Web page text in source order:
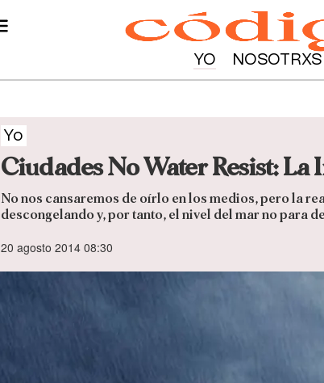
YO NOSOTRXS
Yo
Ciudades No Water Resist:
No nos cansaremos de oírlo en los medios, pero la
descongelando y, por tanto, el nivel del mar no para
20 agosto 2014 08:30